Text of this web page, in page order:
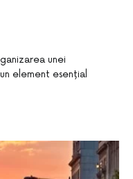
unei
element esențial